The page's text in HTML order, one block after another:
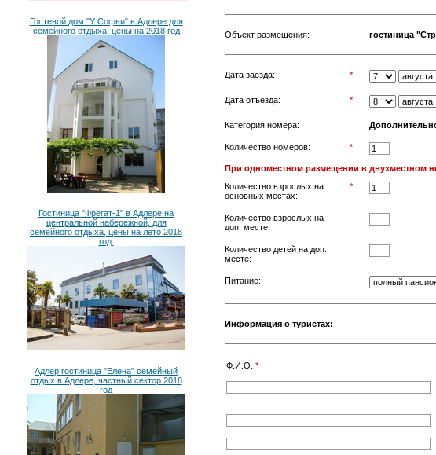
Гостевой дом "У Софьи" в Адлере для
семейного отдыха, цены на 2018 год
Гостиница "Фрегат-1" в Адлере на
центральной набережной, для
семейного отдыха, цены на лето 2018
год.
Адлер гостиница "Елена" семейный
отдых в Адлере, частный сектор 2018
год
Объект размещения: гостиница
Дата заезда: *
Дата отъезда: *
Категория номера:
Количество номеров: *
При одноместном размещении в двухместном
Количество взрослых на
основных местах:
*
Количество взрослых на
доп. месте:
Количество детей на доп.
месте:
Питание:
Информация о туристах:
Ф.И.О. *